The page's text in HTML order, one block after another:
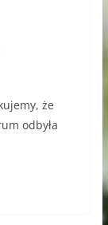
że
odbyła